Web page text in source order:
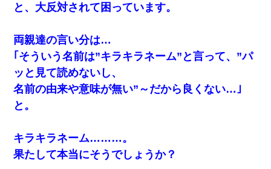
と、大反対されて困っています。
両親達の言い分は…
｢そういう名前は”キラキラネーム”と言って、”パ
ッと見て読めないし、
名前の由来や意味が無い”～だから良くない…｣
と。
キラキラネーム………。
果たして本当にそうでしょうか？